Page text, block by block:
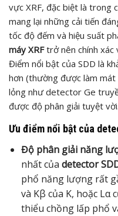
vực XRF, đặc biệt là trong
mang lại những cải tiến
tốc độ đếm và hiệu suất
máy XRFtrở nên chính xác
Điểm nổi bật của SDD là
hơn (thường được làm
lỏng như detector Ge
được độ phân giải tuyệt vời.
Ưu điểm nổi bật của
Độ phân giải năng
nhất của detector
phổ năng lượng rất
và Kβ của K, hoặc Lα
thiểu chồng lấp phổ